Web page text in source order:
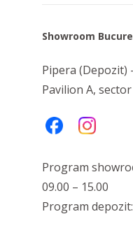
Showroom
Pipera (Depozit)
Pavilion A,
Program
09.00 – 15.00
Program depozit: